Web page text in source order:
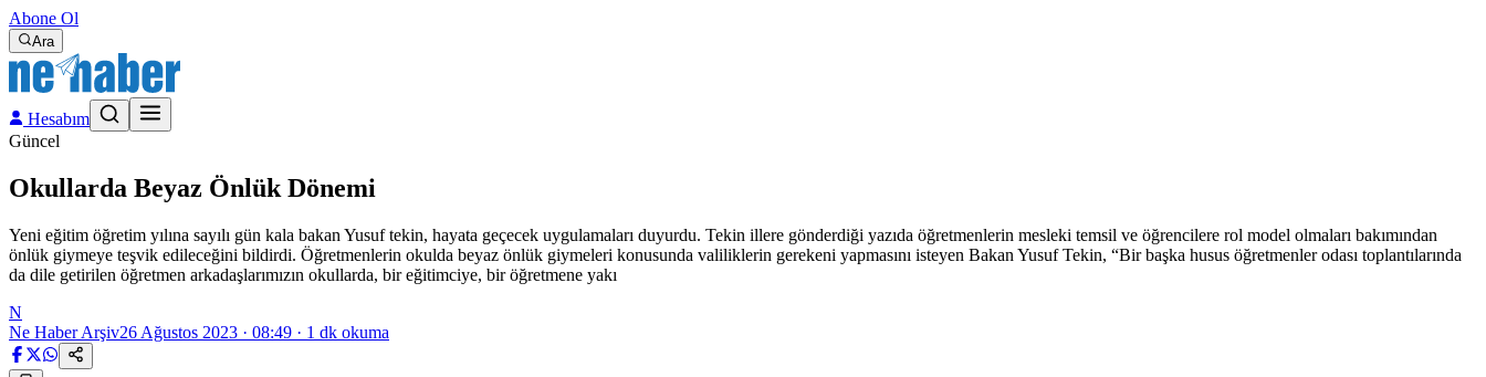
Abone Ol
Ara
Hesabım
Güncel
Okullarda Beyaz Önlük Dönemi
Yeni eğitim öğretim yılına sayılı gün kala bakan Yusuf tekin, hayata geçecek uygulamaları duyurdu. Tekin illere gönderdiği yazıda öğretmenlerin mesleki temsil ve öğrencilere rol model olmaları bakımından
önlük giymeye teşvik edileceğini bildirdi. Öğretmenlerin okulda beyaz önlük giymeleri konusunda valiliklerin gerekeni yapmasını isteyen Bakan Yusuf Tekin, “Bir başka husus öğretmenler odası toplantılarında
da dile getirilen öğretmen arkadaşlarımızın okullarda, bir eğitimciye, bir öğretmene yakı
N
Ne Haber Arşiv26 Ağustos 2023 · 08:49 · 1 dk okuma